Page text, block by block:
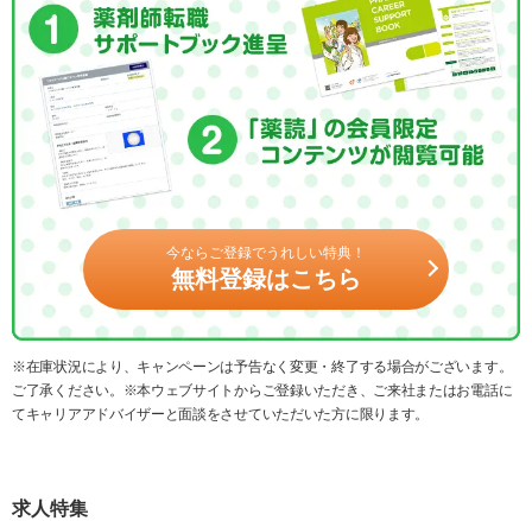
今ならご登録でうれしい特典！
無料登録はこちら
※在庫状況により、キャンペーンは予告なく変更・終了する場合がございます。
ご了承ください。※本ウェブサイトからご登録いただき、ご来社またはお電話に
てキャリアアドバイザーと面談をさせていただいた方に限ります。
求人特集